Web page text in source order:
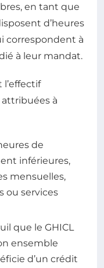
en tant que
d’heures
correspondent à
à leur mandat.
l’effectif
à
de
inférieures,
mensuelles,
ou services
que le GHICL
ensemble
d’un crédit